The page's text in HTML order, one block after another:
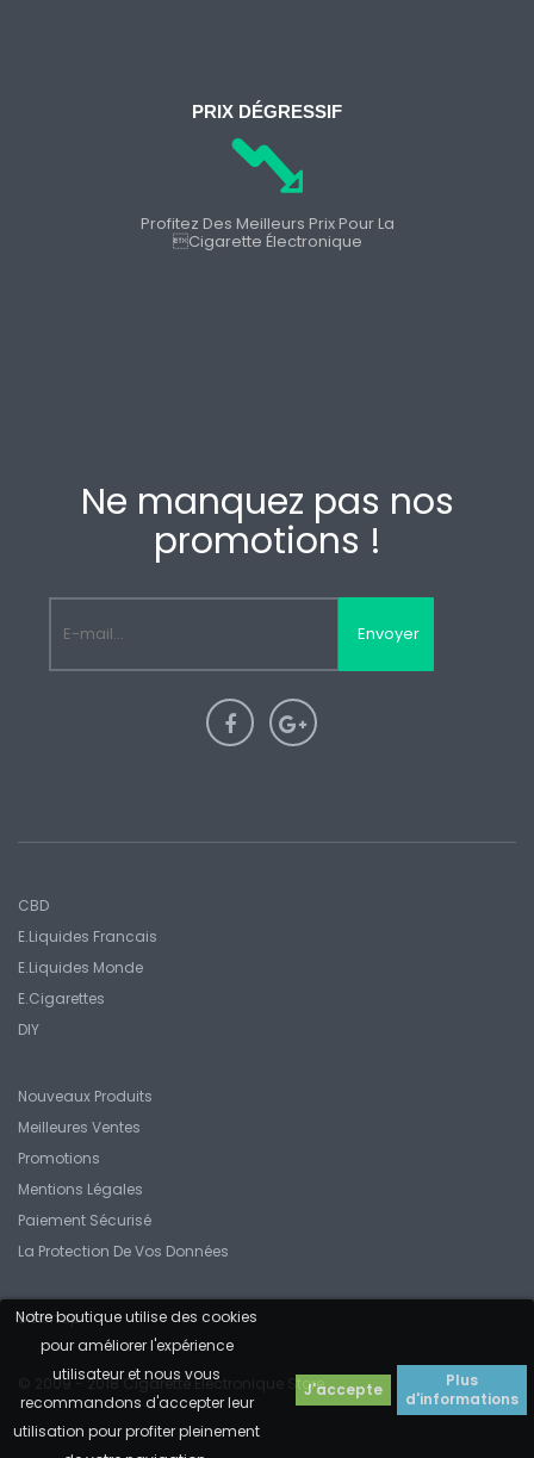
Notre boutique utilise des cookies
pour améliorer l'expérience
utilisateur et nous vous
recommandons d'accepter leur
utilisation pour profiter pleinement
J'accepte
Plus
d'informations
PRIX DÉGRESSIF
Profitez Des Meilleurs Prix Pour La
cigarette Électronique
Ne manquez pas nos
promotions !
Envoyer
CBD
E.liquides Francais
E.Liquides Monde
E.Cigarettes
DIY
Nouveaux Produits
Meilleures Ventes
Promotions
Mentions Légales
Paiement Sécurisé
La Protection De Vos Données
Sitemap
© 2009 - 2018 Cigarette Electronique Store